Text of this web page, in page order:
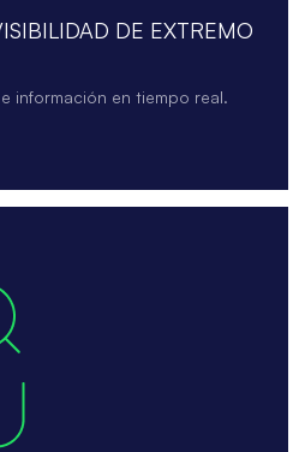
DE EXTREMO
información en tiempo real.